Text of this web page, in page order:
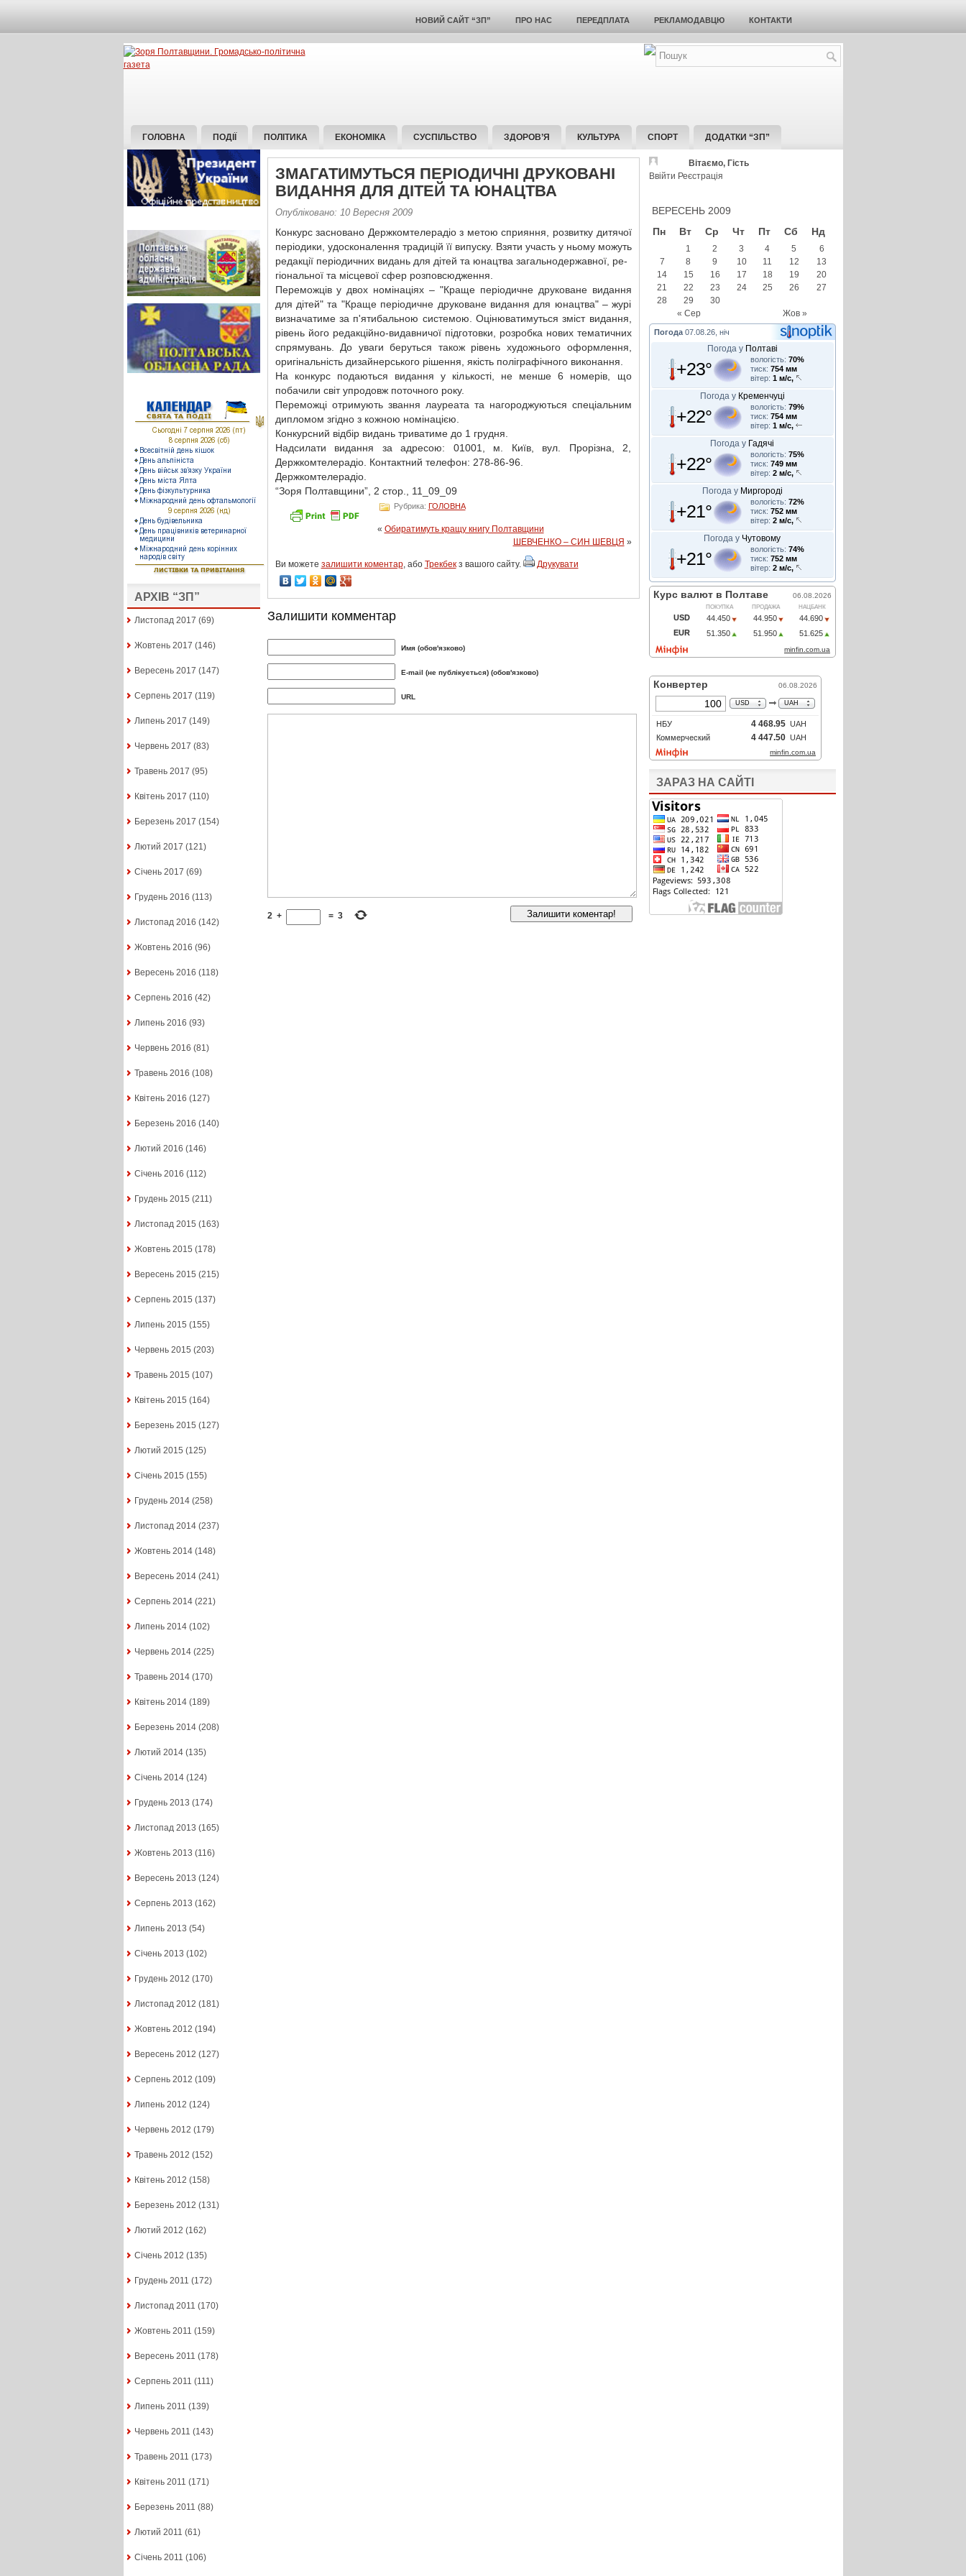
НОВИЙ САЙТ “ЗП” ПРО НАС ПЕРЕДПЛАТА РЕКЛАМОДАВЦЮ КОНТАКТИ
ГОЛОВНА ПОДІЇ ПОЛІТИКА ЕКОНОМІКА СУСПІЛЬСТВО ЗДОРОВ’Я КУЛЬТУРА СПОРТ ДОДАТКИ “ЗП”
АРХІВ “ЗП”
Листопад 2017 (69)
Жовтень 2017 (146)
Вересень 2017 (147)
Серпень 2017 (119)
Липень 2017 (149)
Червень 2017 (83)
Травень 2017 (95)
Квітень 2017 (110)
Березень 2017 (154)
Лютий 2017 (121)
Січень 2017 (69)
Грудень 2016 (113)
Листопад 2016 (142)
Жовтень 2016 (96)
Вересень 2016 (118)
Серпень 2016 (42)
Липень 2016 (93)
Червень 2016 (81)
Травень 2016 (108)
Квітень 2016 (127)
Березень 2016 (140)
Лютий 2016 (146)
Січень 2016 (112)
Грудень 2015 (211)
Листопад 2015 (163)
Жовтень 2015 (178)
Вересень 2015 (215)
Серпень 2015 (137)
Липень 2015 (155)
Червень 2015 (203)
Травень 2015 (107)
Квітень 2015 (164)
Березень 2015 (127)
Лютий 2015 (125)
Січень 2015 (155)
Грудень 2014(258)
Листопад 2014(237)
Жовтень 2014(148)
Вересень 2014(241)
Серпень 2014(221)
Липень 2014(102)
Червень 2014(225)
Травень 2014(170)
Квітень 2014(189)
Березень 2014(208)
Лютий 2014(135)
Січень 2014(124)
Грудень 2013 (174)
Листопад 2013 (165)
Жовтень 2013 (116)
Вересень 2013 (124)
Серпень 2013 (162)
Липень 2013 (54)
Січень 2013 (102)
Грудень 2012 (170)
Листопад 2012 (181)
Жовтень 2012 (194)
Вересень 2012 (127)
Серпень 2012 (109)
Липень 2012 (124)
Червень 2012 (179)
Травень 2012 (152)
Квітень 2012 (158)
Березень 2012 (131)
Лютий 2012 (162)
Січень 2012 (135)
Грудень 2011 (172)
Листопад 2011 (170)
Жовтень 2011 (159)
Вересень 2011 (178)
Серпень 2011 (111)
Липень 2011 (139)
Червень 2011 (143)
Травень 2011 (173)
Квітень 2011 (171)
Березень 2011 (88)
Лютий 2011 (61)
Січень 2011 (106)
ЗМАГАТИМУТЬСЯ ПЕРІОДИЧНІ ДРУКОВАНІ
ВИДАННЯ ДЛЯ ДІТЕЙ ТА ЮНАЦТВА
Опубліковано: 10 Вересня 2009
Конкурс засновано Держкомтелерадіо з метою сприяння, розвитку дитячої
періодики, удосконалення традицій її випуску. Взяти участь у ньому можуть
редакції періодичних видань для дітей та юнацтва загальнодержавної, ре-
гіональної та місцевої сфер розповсюдження.
Переможців у двох номінаціях – "Краще періодичне друковане видання
для дітей" та "Краще періодичне друковане видання для юнацтва" – журі
визначатиме за п'ятибальною системою. Оцінюватимуться зміст видання,
рівень його редакційно-видавничої підготовки, розробка нових тематичних
спрямувань. До уваги беруться також рівень художнього оформлення,
оригінальність дизайнерського рішення, якість поліграфічного виконання.
На конкурс подаються видання у кількості, не менше 6 номерів, що
побачили світ упродовж поточного року.
Переможці отримують звання лауреата та нагороджуються спеціальним
дипломом згідно з кожною номінацією.
Конкурсний відбір видань триватиме до 1 грудня.
Надсилати видання за адресою: 01001, м. Київ, вул. Прорізна, 2,
Держкомтелерадіо. Контактний телефон: 278-86-96.
Держкомтелерадіо.
“Зоря Полтавщини”, 2 стор., 11_09_09
Рубрика: ГОЛОВНА
« Обиратимуть кращу книгу Полтавщини
ШЕВЧЕНКО – СИН ШЕВЦЯ »
Ви можете залишити коментар, або Трекбекз вашого сайту. Друкувати
Залишити комментар
Имя (обов'язково)
E-mail (не публікується) (обов'язково)
URL
2 + = 3
Вітаємо, Гість
Ввійти Реєстрація
ВЕРЕСЕНЬ 2009
Пн
Вт Ср Чт Пт Сб Нд
« Сер Жов »
1 2 3 4 5
6
7
8 9 10 11 12
13
14
15 16 17 18 19
20
21
22 23 24 25 26
27
28
29 30
Погода 07.08.26, ніч
Погода у Полтаві
+23° вологість: 70%
тиск: 754 мм
вітер: 1 м/с,
Погода у Кременчуці
+22° вологість: 79%
тиск: 754 мм
вітер: 1 м/с,
Погода у Гадячі
+22° вологість: 75%
тиск: 749 мм
вітер: 2 м/с,
Погода у Миргороді
+21° вологість: 72%
тиск: 752 мм
вітер: 2 м/с,
Погода у Чутовому
+21° вологість: 74%
тиск: 752 мм
вітер: 2 м/с,
ЗАРАЗ НА САЙТІ